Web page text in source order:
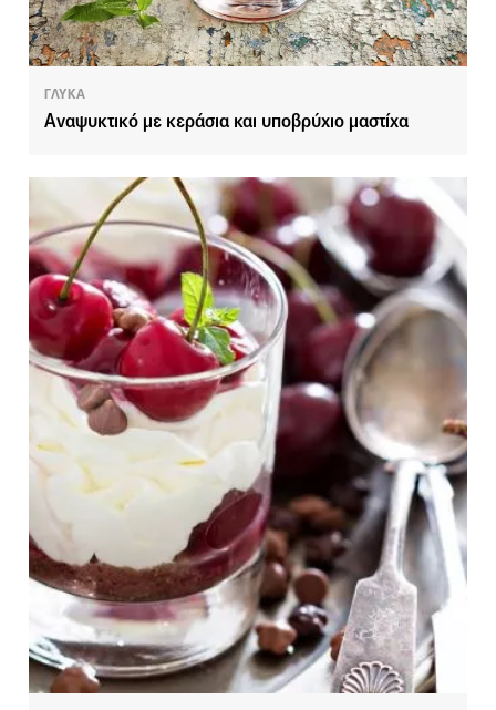
ΓΛΥΚΑ
Αναψυκτικό με κεράσια και υποβρύχιο μαστίχα